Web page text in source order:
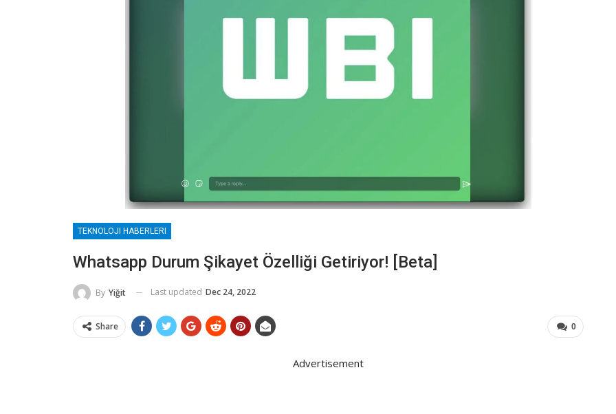
TEKNOLOJI HABERLERI
Whatsapp Durum Şikayet Özelliği Getiriyor! [Beta]
By Yiğit Last updated Dec 24, 2022
0
Share
Advertisement